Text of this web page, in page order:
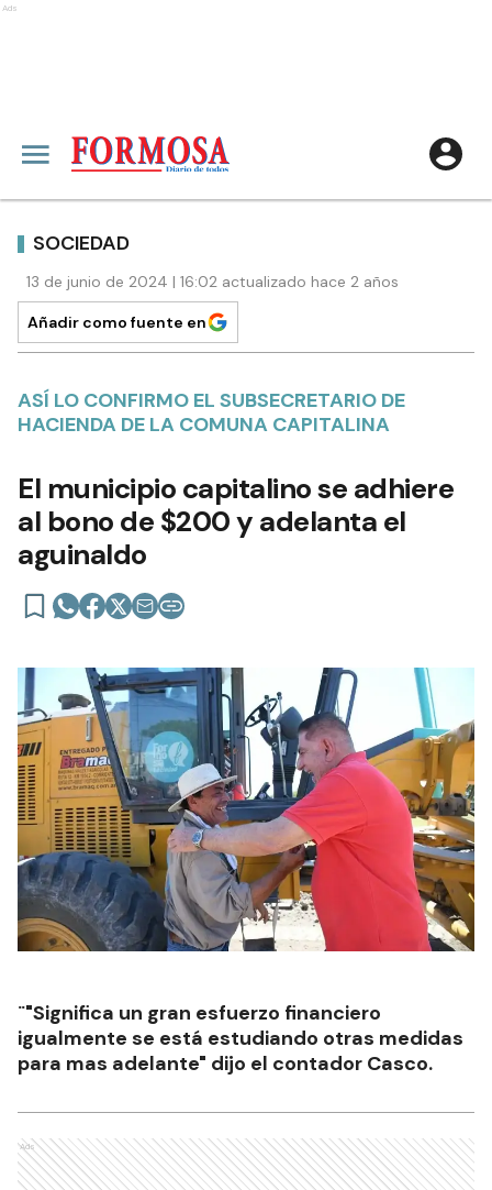
Ads
SOCIEDAD
13 de junio de 2024 | 16:02 actualizado hace 2 años
Añadir como fuente en
ASÍ LO CONFIRMO EL SUBSECRETARIO DE
HACIENDA DE LA COMUNA CAPITALINA
El municipio capitalino se adhiere
al bono de $200 y adelanta el
aguinaldo
¨"Significa un gran esfuerzo financiero
igualmente se está estudiando otras medidas
para mas adelante" dijo el contador Casco.
Ads